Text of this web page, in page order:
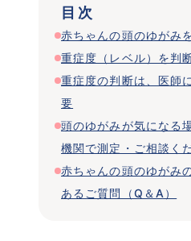
目次
赤ちゃんの頭のゆがみ
重症度（レベル）を判
重症度の判断は、医師
要
頭のゆがみが気になる
機関で測定・ご相談く
赤ちゃんの頭のゆがみ
あるご質問（Q＆A）